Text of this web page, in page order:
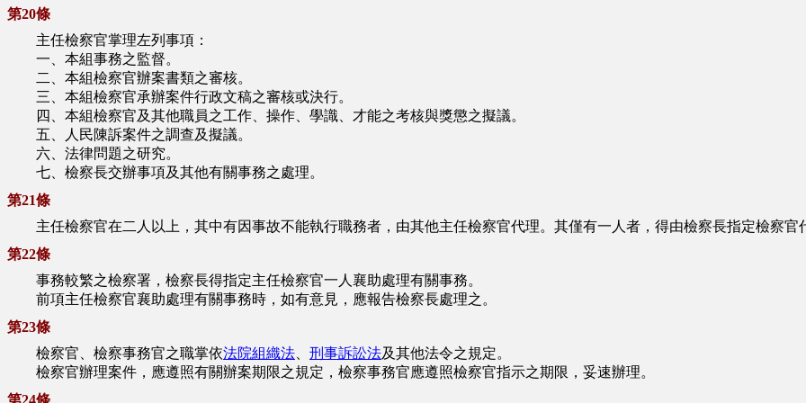
第20條
主任檢察官掌理左列事項：
一、本組事務之監督。
二、本組檢察官辦案書類之審核。
三、本組檢察官承辦案件行政文稿之審核或決行。
四、本組檢察官及其他職員之工作、操作、學識、才能之考核與獎懲之擬議。
五、人民陳訴案件之調查及擬議。
六、法律問題之研究。
七、檢察長交辦事項及其他有關事務之處理。
第21條
主任檢察官在二人以上，其中有因事故不能執行職務者，由其他主任檢察官代理。其僅有一人者，得由檢察長指定檢察官
第22條
事務較繁之檢察署，檢察長得指定主任檢察官一人襄助處理有關事務。
前項主任檢察官襄助處理有關事務時，如有意見，應報告檢察長處理之。
第23條
檢察官、檢察事務官之職掌依法院組織法 刑事訴訟法及其他法令之規定。
檢察官辦理案件，應遵照有關辦案期限之規定，檢察事務官應遵照檢察官指示之期限，妥速辦理。
第24條